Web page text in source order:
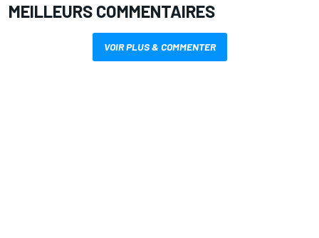
MEILLEURS COMMENTAIRES
VOIR PLUS & COMMENTER